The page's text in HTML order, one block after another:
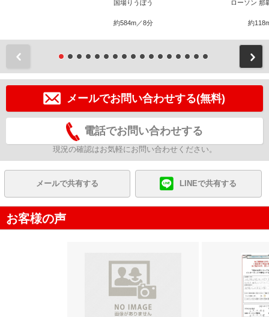
国場りうぼう
約584m／8分
ローソン 那
約
メールでお問い合わせする(無料)
電話でお問い合わせする
現況の確認はお気軽にお問い合わせください。
メールで共有する LINEで共有する
お客様の声